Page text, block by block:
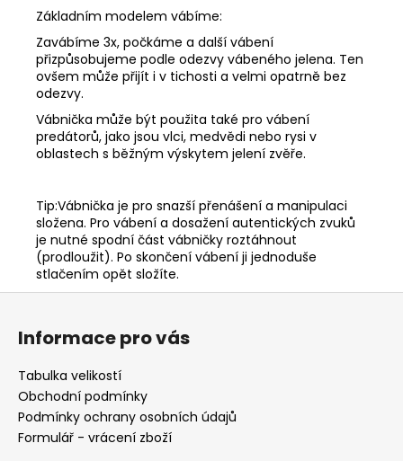
Základním modelem vábíme:
Zavábíme 3x, počkáme a další vábení
přizpůsobujeme podle odezvy vábeného jelena. Ten
ovšem může přijít i v tichosti a velmi opatrně bez
odezvy.
Vábnička může být použita také pro vábení
predátorů, jako jsou vlci, medvědi nebo rysi v
oblastech s běžným výskytem jelení zvěře.
Tip:Vábnička je pro snazší přenášení a manipulaci
složena. Pro vábení a dosažení autentických zvuků
je nutné spodní část vábničky roztáhnout
(prodloužit). Po skončení vábení ji jednoduše
stlačením opět složíte.
Z
Informace pro vás
Tabulka velikostí
Obchodní podmínky
Podmínky ochrany osobních údajů
Formulář - vrácení zboží